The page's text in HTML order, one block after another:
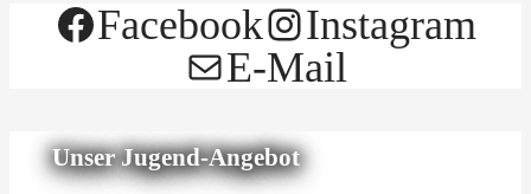
Facebook
Instagram
E-Mail
Unser Jugend-Angebot